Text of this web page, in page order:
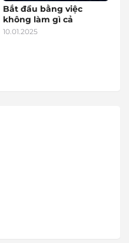
Bắt đầu bằng việc
không làm gì cả
10.01.2025